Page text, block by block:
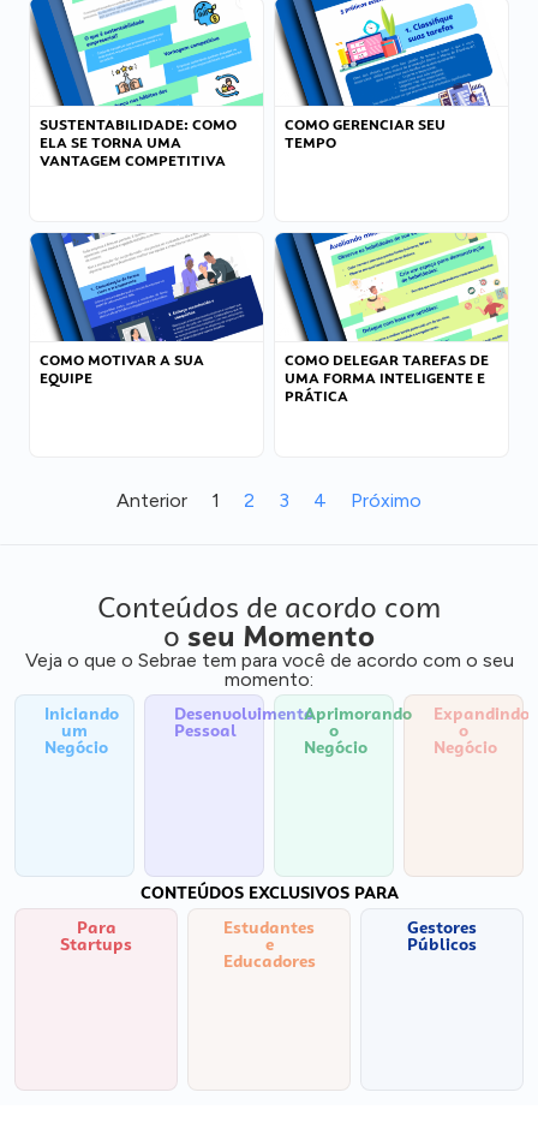
SUSTENTABILIDADE: COMO
ELA SE TORNA UMA
VANTAGEM COMPETITIVA
COMO GERENCIAR SEU
TEMPO
COMO MOTIVAR A SUA
EQUIPE
COMO DELEGAR TAREFAS DE
UMA FORMA INTELIGENTE E
PRÁTICA
Anterior 1 2 3 4 Próximo
Conteúdos de acordo com
o seu Momento
Veja o que o Sebrae tem para você de acordo com o seu
momento:
Iniciando
um
Negócio
Desenvolvimento
Pessoal
Aprimorando
o
Negócio
Expandindo
o
Negócio
CONTEÚDOS EXCLUSIVOS PARA
Para
Startups
Estudantes
e
Educadores
Gestores
Públicos